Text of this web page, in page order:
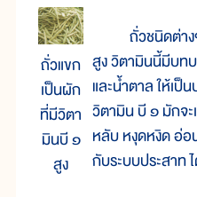
ถั่วแขก
เป็นผัก
ที่มีวิตา
มินบี ๑
สูง
ถั่วชนิดต่างๆ
สูง วิตามินนี้มีบท
และน้ำตาล ให้เป็
วิตามิน บี ๑ มักจะ
หลับ หงุดหงิด อ่อ
กับระบบประสาท